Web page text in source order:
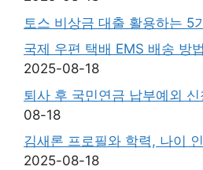
토스 비상금 대출 활용하는 5
국제 우편 택배 EMS 배송 방
2025-08-18
퇴사 후 국민연금 납부예외
08-18
김새론 프로필와 학력, 나이
2025-08-18